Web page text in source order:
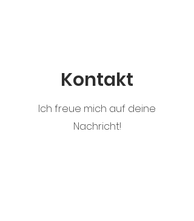
Kontakt
Ich freue mich auf deine
Nachricht!